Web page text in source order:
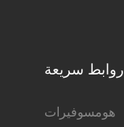
روابط سريعة
هومسوفيرات